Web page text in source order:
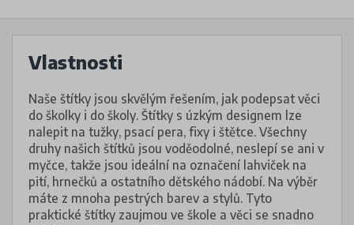
Vlastnosti
Naše štítky jsou skvělým řešením, jak podepsat věci
do školky i do školy. Štítky s úzkým designem lze
nalepit na tužky, psací pera, fixy i štětce. Všechny
druhy našich štítků jsou voděodolné, neslepí se ani v
myčce, takže jsou ideální na označení lahviček na
pití, hrnečků a ostatního dětského nádobí. Na výběr
máte z mnoha pestrých barev a stylů. Tyto
praktické štítky zaujmou ve škole a věci se snadno